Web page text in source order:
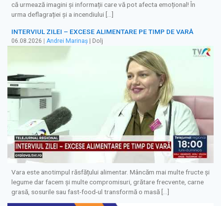
că urmează imagini și informații care vă pot afecta emoțional! În
urma deflagrației și a incendiului […]
INTERVIUL ZILEI – EXCESE ALIMENTARE PE TIMP DE VARĂ
06.08.2026 | Andrei Marinaș | Dolj
Vara este anotimpul răsfățului alimentar. Mâncăm mai multe fructe și
legume dar facem și multe compromisuri, grătare frecvente, carne
grasă, sosurile sau fast-food-ul transformă o masă […]